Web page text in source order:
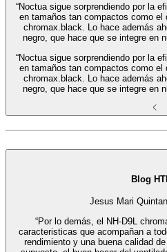
“Noctua sigue sorprendiendo por la
en tamaños tan compactos como el
chromax.black. Lo hace además
negro, que hace que se integre en
“Noctua sigue sorprendiendo por la
en tamaños tan compactos como el
chromax.black. Lo hace además
negro, que hace que se integre en
Blog
Jesus Mari
“Por lo demás, el NH-D9L
caracteristicas que acompañan a
rendimiento y una buena calidad